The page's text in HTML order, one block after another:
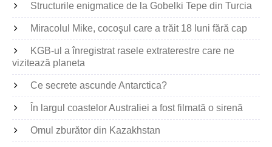
Structurile enigmatice de la Gobelki Tepe din Turcia
Miracolul Mike, cocoşul care a trăit 18 luni fără cap
KGB-ul a înregistrat rasele extraterestre care ne
vizitează planeta
Ce secrete ascunde Antarctica?
În largul coastelor Australiei a fost filmată o sirenă
Omul zburător din Kazakhstan